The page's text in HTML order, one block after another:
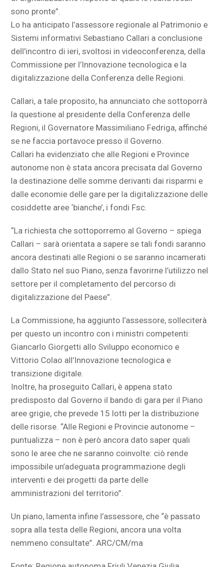
sono pronte”.
Lo ha anticipato l’assessore regionale al Patrimonio e
Sistemi informativi Sebastiano Callari a conclusione
dell’incontro di ieri, svoltosi in videoconferenza, della
Commissione per l’Innovazione tecnologica e la
digitalizzazione della Conferenza delle Regioni.
Callari, a tale proposito, ha annunciato che sottoporrà
la questione al presidente della Conferenza delle
Regioni, il Governatore Massimiliano Fedriga, affinché
se ne faccia portavoce presso il Governo.
Callari ha evidenziato che alle Regioni e Province
autonome non è stata ancora precisata dal Governo
la destinazione delle somme derivanti dai risparmi e
dalle economie delle gare per la digitalizzazione delle
cosiddette aree ‘bianche’, i fondi Fsc.
“La richiesta che sottoporremo al Governo – spiega
Callari – sarà orientata a sapere se tali fondi saranno
ancora destinati alle Regioni o se saranno incamerati
dallo Stato nel suo Piano, senza favorirne l’utilizzo nel
settore per il completamento del percorso di
digitalizzazione del Paese”.
La Commissione, ha aggiunto l’assessore, solleciterà
per questo un incontro con i ministri competenti:
Giancarlo Giorgetti allo Sviluppo economico e
Vittorio Colao all’Innovazione tecnologica e
transizione digitale.
Inoltre, ha proseguito Callari, è appena stato
predisposto dal Governo il bando di gara per il Piano
aree grigie, che prevede 15 lotti per la distribuzione
delle risorse. “Alle Regioni e Provincie autonome –
puntualizza – non è però ancora dato saper quali
sono le aree che ne saranno coinvolte: ciò rende
impossibile un’adeguata programmazione degli
interventi e dei progetti da parte delle
amministrazioni del territorio”.
Un piano, lamenta infine l’assessore, che “è passato
sopra alla testa delle Regioni, ancora una volta
nemmeno consultate”. ARC/CM/ma